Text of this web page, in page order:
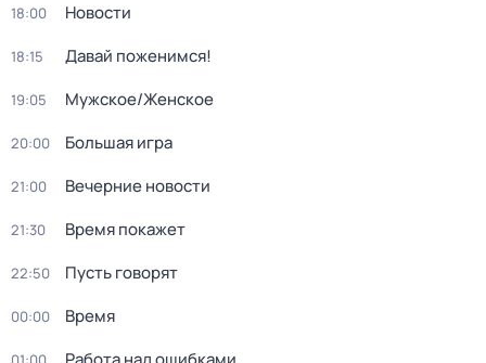
18:00 Новости
18:15 Давай поженимся!
19:05 Мужское/Женское
20:00 Большая игра
21:00 Вечерние новости
21:30 Время покажет
22:50 Пусть говорят
00:00 Время